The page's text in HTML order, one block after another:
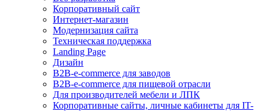
Корпоративный сайт
Интернет-магазин
Модернизация сайта
Техническая поддержка
Landing Page
Дизайн
B2B-e-commerce для заводов
B2B-e-commerce для пищевой отрасли
Для производителей мебели и ЛПК
Корпоративные сайты, личные кабинеты для IT-